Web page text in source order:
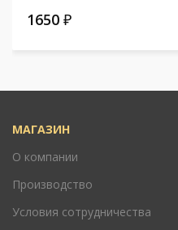
1650 ₽
МАГАЗИН
О компании
Производство
Условия сотрудничества